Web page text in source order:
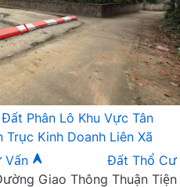
Phân Lô Khu Vực Tân
Kinh Doanh Liên Xã
Vấn
Đất Thổ Cư
Giao Thông Thuận Tiện